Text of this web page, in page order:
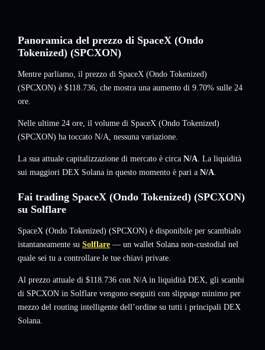
Panoramica del prezzo di SpaceX (Ondo
Tokenized) (SPCXON)
Mentre parliamo, il prezzo di SpaceX (Ondo Tokenized)
(SPCXON) è $118.736, che mostra una aumento di 9.70% sulle 24
ore.
Nelle ultime 24 ore, il volume di SpaceX (Ondo Tokenized)
(SPCXON) ha toccato N/A, nessuna variazione.
La sua attuale capitalizzazione di mercato è circa N/A. La liquidità
sui maggiori DEX Solana in questo momento è pari a N/A.
Fai trading SpaceX (Ondo Tokenized) (SPCXON)
su Solflare
SpaceX (Ondo Tokenized) (SPCXON) è disponibile per scambialo
istantaneamente su Solflare — un wallet Solana non-custodial nel
quale sei tu a controllare le tue chiavi private.
Al prezzo attuale di $118.736 con N/A in liquidità DEX, gli scambi
di SPCXON in Solflare vengono eseguiti con slippage minimo per
mezzo del routing intelligente dell’ordine su tutti i principali DEX
Solana.